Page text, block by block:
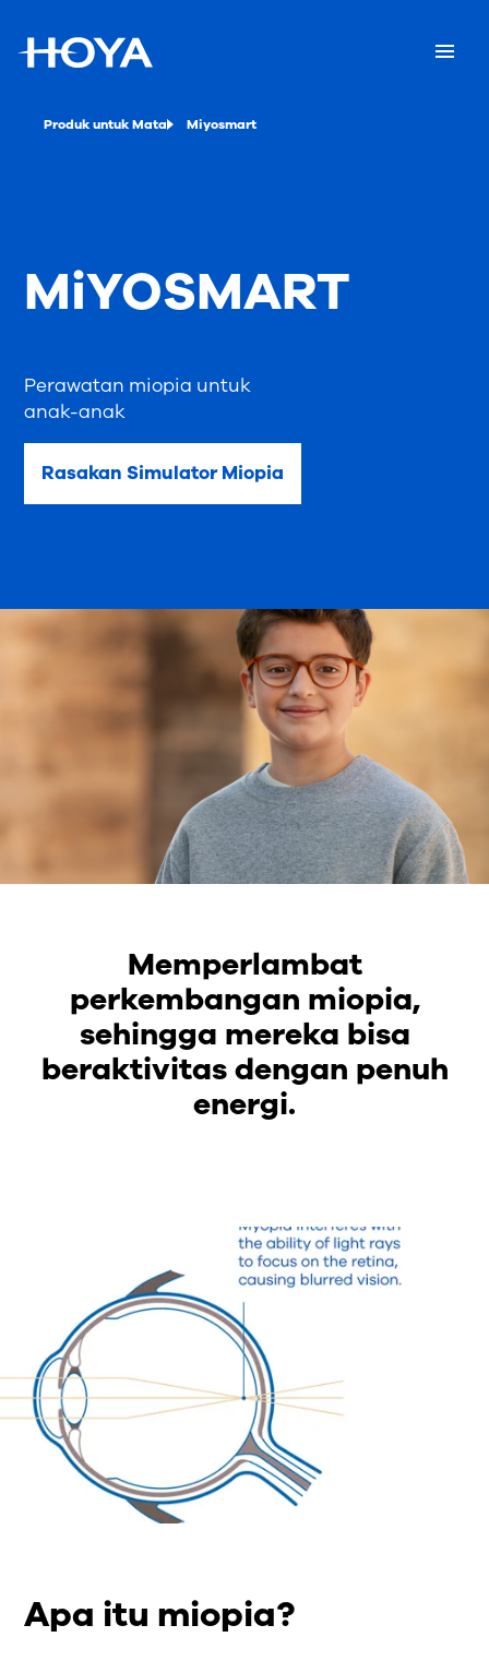
Produk untuk Mata Miyosmart
Perawatan miopia untuk
anak-anak
MiYOSMART
Rasakan Simulator Miopia
Memperlambat
perkembangan miopia,
sehingga mereka bisa
beraktivitas dengan penuh
energi.
Apa itu miopia?